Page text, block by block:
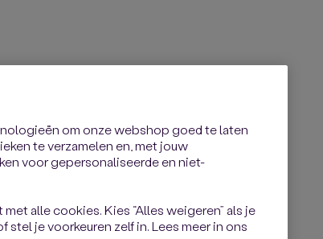
om onze webshop goed te laten
te verzamelen en, met jouw
voor gepersonaliseerde en niet-
alle cookies. Kies “Alles weigeren” als je
je voorkeuren zelf in. Lees meer in ons